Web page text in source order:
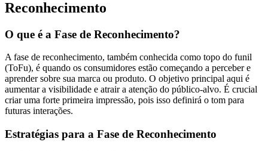
Reconhecimento
O que é a Fase de Reconhecimento?
A fase de reconhecimento, também conhecida como topo do funil
(ToFu), é quando os consumidores estão começando a perceber e
aprender sobre sua marca ou produto. O objetivo principal aqui é
aumentar a visibilidade e atrair a atenção do público-alvo. É crucial
criar uma forte primeira impressão, pois isso definirá o tom para
futuras interações.
Estratégias para a Fase de Reconhecimento